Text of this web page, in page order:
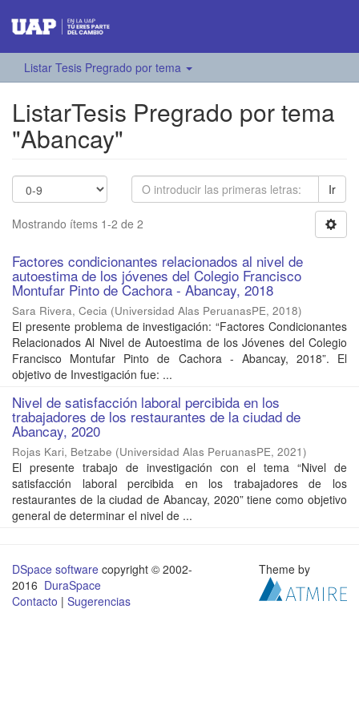
Listar Tesis Pregrado por tema
ListarTesis Pregrado por tema
"Abancay"
Ir
Mostrando ítems 1-2 de 2
Factores condicionantes relacionados al nivel de
autoestima de los jóvenes del Colegio Francisco
Montufar Pinto de Cachora - Abancay, 2018
Sara Rivera, Cecia (Universidad Alas PeruanasPE, 2018)
El presente problema de investigación: “Factores Condicionantes
Relacionados Al Nivel de Autoestima de los Jóvenes del Colegio
Francisco Montufar Pinto de Cachora - Abancay, 2018”. El
objetivo de Investigación fue: ...
Nivel de satisfacción laboral percibida en los
trabajadores de los restaurantes de la ciudad de
Abancay, 2020
Rojas Kari, Betzabe (Universidad Alas PeruanasPE, 2021)
El presente trabajo de investigación con el tema “Nivel de
satisfacción laboral percibida en los trabajadores de los
restaurantes de la ciudad de Abancay, 2020” tiene como objetivo
general de determinar el nivel de ...
DSpace software copyright © 2002-
2016 DuraSpace
Contacto | Sugerencias
Theme by